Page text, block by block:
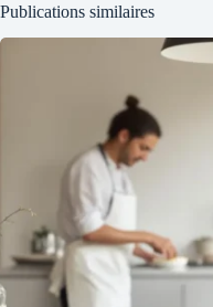
Publications similaires